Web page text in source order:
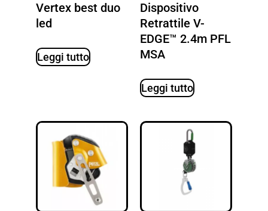
Vertex best duo
led
Leggi tutto
Dispositivo
Retrattile V-
EDGE™ 2.4m PFL
MSA
Leggi tutto